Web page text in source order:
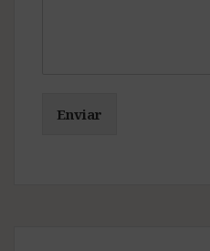
Enviar